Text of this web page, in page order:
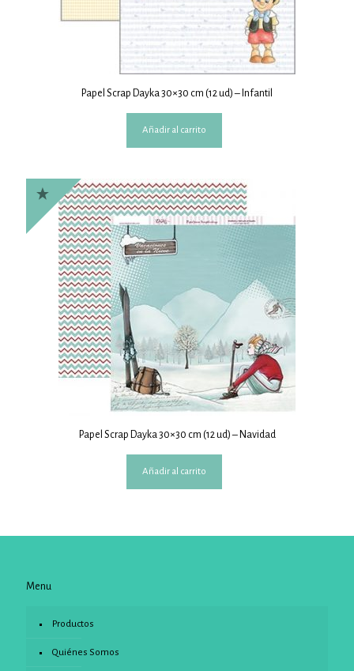
Papel Scrap Dayka 30×30 cm (12 ud) – Infantil
Añadir al carrito
Papel Scrap Dayka 30×30 cm (12 ud) – Navidad
Añadir al carrito
Menu
Productos
Quiénes Somos